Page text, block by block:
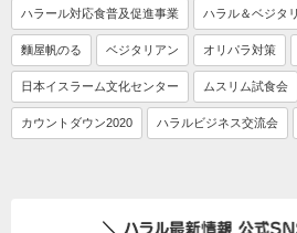
ハラール対応食普及促進事業 ハラル＆ベジタ
麵屋帆のる ベジタリアン オリパラ対策
日本イスラーム文化センター ムスリム試食会
カウントダウン2020 ハラルビジネス交流会